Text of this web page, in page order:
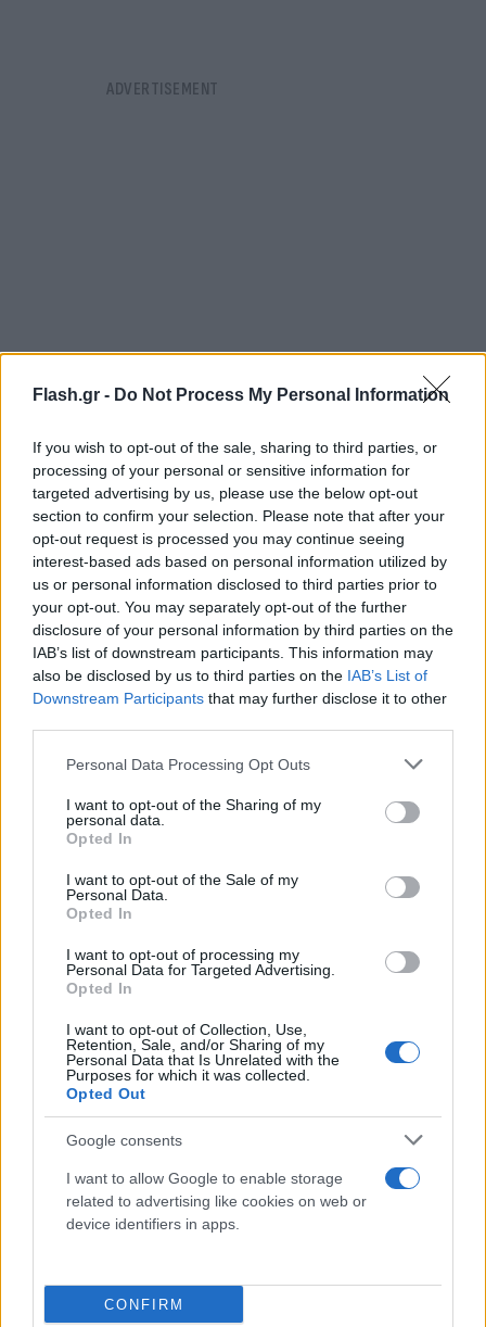
Flash.gr - Do Not Process My Personal Information
If you wish to opt-out of the sale, sharing to third parties, or
processing of your personal or sensitive information for
targeted advertising by us, please use the below opt-out
section to confirm your selection. Please note that after your
opt-out request is processed you may continue seeing
interest-based ads based on personal information utilized by
us or personal information disclosed to third parties prior to
your opt-out. You may separately opt-out of the further
disclosure of your personal information by third parties on the
IAB’s list of downstream participants. This information may
also be disclosed by us to third parties on the IAB’s List of
Downstream Participants that may further disclose it to other
Please note that this website/app uses one or more Google
not limited to your visit or usage behaviour. You may click to
grant or deny consent to Google and its third-party tags to
use your data for below specified purposes in below Google
consent section.
Personal Data Processing Opt Outs
I want to opt-out of the Sharing of my
personal data.
Opted In
I want to opt-out of the Sale of my
Personal Data.
Opted In
I want to opt-out of processing my
Personal Data for Targeted Advertising.
Opted In
I want to opt-out of Collection, Use,
Retention, Sale, and/or Sharing of my
Personal Data that Is Unrelated with the
Purposes for which it was collected.
Opted Out
Google consents
I want to allow Google to enable storage
related to advertising like cookies on web or
device identifiers in apps.
CONFIRM
Υπενθυμίζεται ότι οι δύο νταήδες, 36 και 34 ετών
είχαν καταφέρει να διαφύγουν του αυτοφώρου. Για
το έναν εκ των δύο είχε εκδοθεί ένταλμα σε βάρος
του, για τον δράστη που κρατούσε μαχαίρι και
αναζητούνταν παντού.
Οι δύο νταήδες οι οποίοι στο παρελθόν είχαν
απασχολήσει τις αρχές για υποθέσεις ναρκωτικών
και όχι μόνο, ενώ μετά το απίστευτο αυτό
περιστατικό με θύματα μια οικογένεια Γερμανών
τουριστών διέφυγαν και κρύφτηκαν μέχρι σήμερα
Η επίθεση στην οικογένεια των Γερμανών
Ο πατριός και τα τρία αδέλφια, έκαναν τις διακοπές
τους σε ξενοδοχείοι της Σκαλέτα Ρεθύμνου.
Το πρωί της περασμένης Παρασκευής με το
ενοικιασμένο τους όχημα κινούνταν σε δρόμο της
περιοχής Πέραμα στον Μυλοπόταμο όταν συνέβη
το αδιανόητο περιστατικό . Το αγροτικό 4Χ4 των
νταήδων προσέκρουσε ελαφρά στο πίσω μέρος του
αυτοκινήτου της οικογένειας των τουριστών με
τους 4 Γερμανούς να ζητούν τα στοιχεία τους για
τις απαραίτητες διαδικασίες για το ενοικιαζόμενο
τους. Όπως διηγήθηκε στην κάμερα της ΕΡΤ η
οικογένεια, τα δύο αγόρια, η κοπέλα και ο πατριός